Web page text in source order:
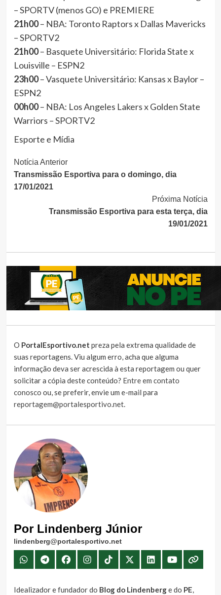
– SPORTV (menos GO) e PREMIERE
21h00– NBA: Toronto Raptors x Dallas Mavericks
– SPORTV2
21h00– Basquete Universitário: Florida State x
Louisville – ESPN2
23h00– Vasquete Universitário: Kansas x Baylor –
ESPN2
00h00– NBA: Los Angeles Lakers x Golden State
Warriors – SPORTV2
Esporte e Mídia
Continue
Lendo
Notícia Anterior
Transmissão Esportiva para o domingo, dia
17/01/2021
Próxima Notícia
Transmissão Esportiva para esta terça, dia
19/01/2021
O PortalEsportivo.net preza pela extrema qualidade de
suas reportagens. Viu algum erro, acha que alguma
informação deva ser acrescida à esta reportagem ou quer
solicitar a cópia deste conteúdo? Entre em contato
conosco ou, se preferir, envie um e-mail para
reportagem@portalesportivo.net.
Por Lindenberg Júnior
lindenberg@portalesportivo.net
Idealizador e fundador do Blog do Lindenberge do PE,